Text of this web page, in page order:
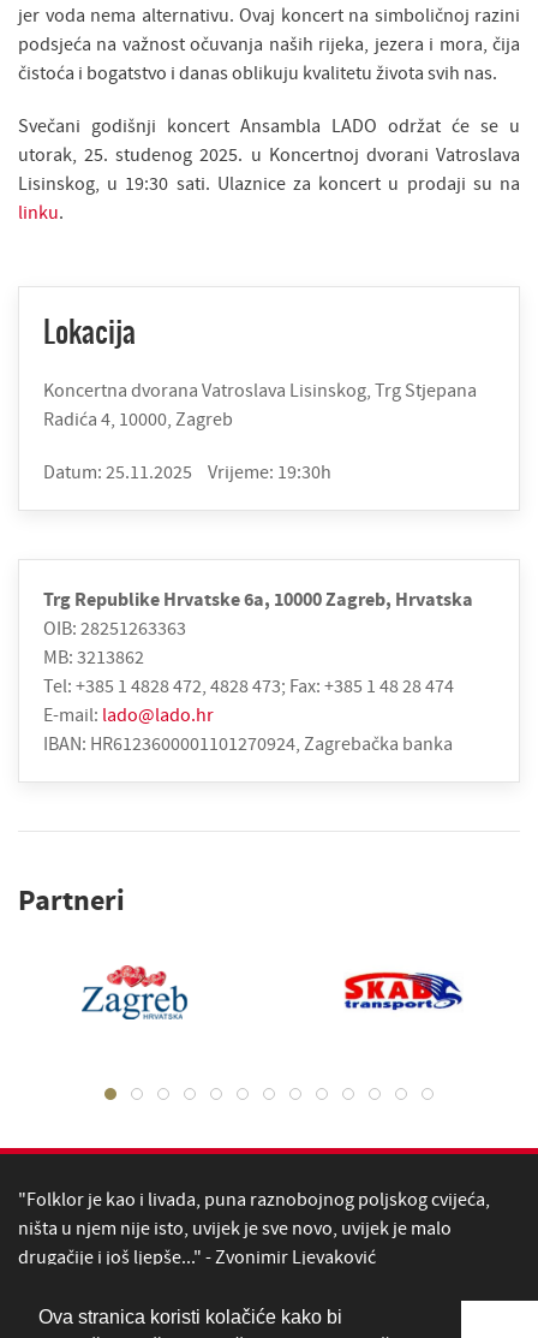
Ova stranica koristi kolačiće kako bi
jer voda nema alternativu. Ovaj koncert na simboličnoj razini
podsjeća na važnost očuvanja naših rijeka, jezera i mora, čija
čistoća i bogatstvo i danas oblikuju kvalitetu života svih nas.
Svečani godišnji koncert Ansambla LADO održat će se u
utorak, 25. studenog 2025. u Koncertnoj dvorani Vatroslava
Lisinskog, u 19:30 sati. Ulaznice za koncert u prodaji su na
linku.
Lokacija
Koncertna dvorana Vatroslava Lisinskog, Trg Stjepana
Radića 4, 10000, Zagreb
Datum: 25.11.2025 Vrijeme: 19:30h
Trg Republike Hrvatske 6a, 10000 Zagreb, Hrvatska
OIB: 28251263363
MB: 3213862
Tel: +385 1 4828 472, 4828 473; Fax: +385 1 48 28 474
E-mail: lado@lado.hr
IBAN: HR6123600001101270924, Zagrebačka banka
Partneri
"Folklor je kao i livada, puna raznobojnog poljskog cvijeća,
ništa u njem nije isto, uvijek je sve novo, uvijek je malo
drugačije i još ljepše..." - Zvonimir Ljevaković